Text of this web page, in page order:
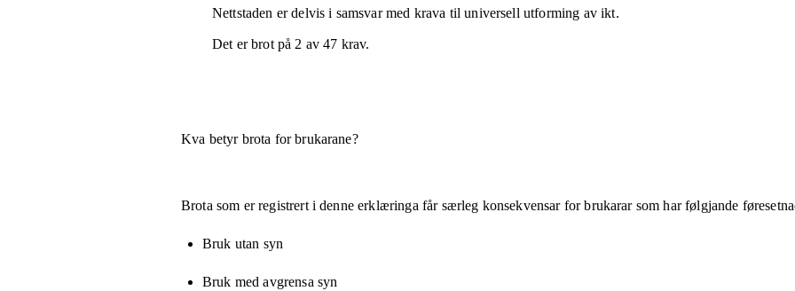
Nettstaden erdelvis i samsvarmed krava til universell utforming av ikt.
Det er brot på 2 av47 krav.
Kva betyr brota for brukarane?
Brota som er registrert i denne erklæringa får særleg konsekvensar for brukarar som har følgjande
Bruk utan syn
Bruk med avgrensa syn